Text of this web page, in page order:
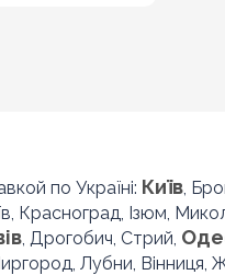
по Україні: Київ,
Красноград, Ізюм,
, Дрогобич, Стрий,
Лубни, Вінниця,